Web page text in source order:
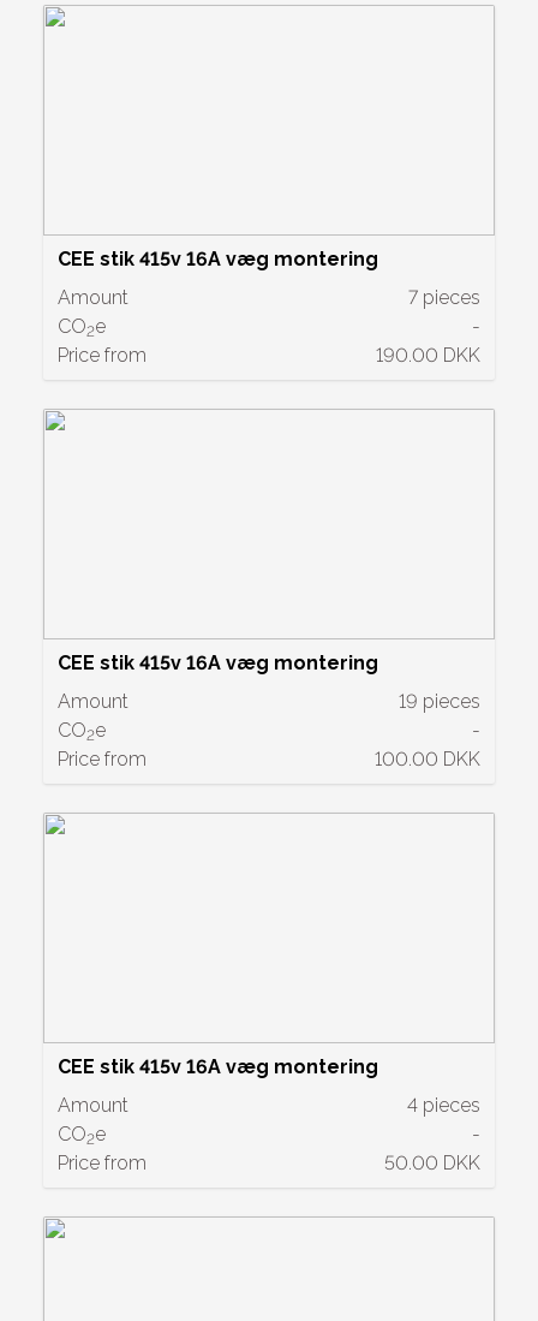
CEE stik 415v 16A væg montering
Amount
7 pieces
CO2e
-
Price from
190.00 DKK
CEE stik 415v 16A væg montering
Amount
19 pieces
CO2e
-
Price from
100.00 DKK
CEE stik 415v 16A væg montering
Amount
4 pieces
CO2e
-
Price from
50.00 DKK